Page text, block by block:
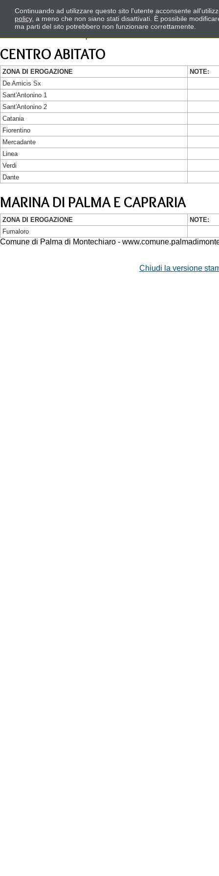
CENTRO ABITATO
ZONA DI EROGAZIONE
NOTE:
De Amicis Sx
Sant'Antonino 1
Sant'Antonino 2
Catania
Fiorentino
Mercadante
Linea
Verdi
Dante
MARINA DI PALMA E CAPRARIA
ZONA DI EROGAZIONE
NOTE:
Fumaloro
Comune di Palma di Montechiaro -
Chiudi la versione
Continuando ad utilizzare questo sito l'utente acconsente
policy, a meno che non siano stati disattivati. È possibile
ma parti del sito potrebbero non funzionare correttamente.